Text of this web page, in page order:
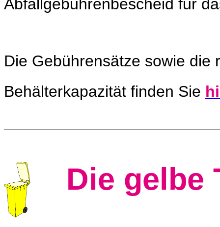
Abfallgebührenbescheid für
Die Gebührensätze sowie die
Behälterkapazität finden Sie
Die gelbe